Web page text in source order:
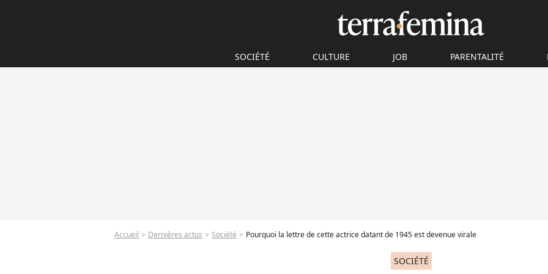
SOCIÉTÉ CULTURE JOB PARENTALITÉ
Accueil Dernières actus Société Pourquoi la lettre de cette actrice datant de 1945 est devenue virale
SOCIÉTÉ